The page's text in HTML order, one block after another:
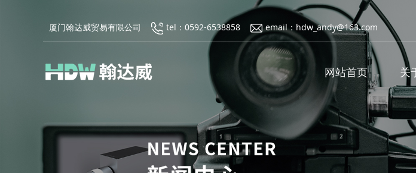
厦门翰达威贸易有限公司 tel：0592-6538858 email：hdw_andy@163.com
网站首页 关